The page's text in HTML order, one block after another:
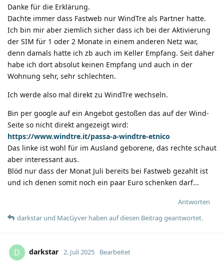
Danke für die Erklärung.
Dachte immer dass Fastweb nur WindTre als Partner hatte.
Ich bin mir aber ziemlich sicher dass ich bei der Aktivierung
der SIM für 1 oder 2 Monate in einem anderen Netz war,
denn damals hatte ich zb auch im Keller Empfang. Seit daher
habe ich dort absolut keinen Empfang und auch in der
Wohnung sehr, sehr schlechten.
Ich werde also mal direkt zu WindTre wechseln.
Bin per google auf ein Angebot gestoßen das auf der Wind-
Seite so nicht direkt angezeigt wird:
https://www.windtre.it/passa-a-windtre-etnico
Das linke ist wohl für im Ausland geborene, das rechte schaut
aber interessant aus.
Blöd nur dass der Monat Juli bereits bei Fastweb gezahlt ist
und ich denen somit noch ein paar Euro schenken darf...
Antworten
darkstar und MacGyver haben auf diesen Beitrag geantwortet.
D darkstar 2. Juli 2025 Bearbeitet